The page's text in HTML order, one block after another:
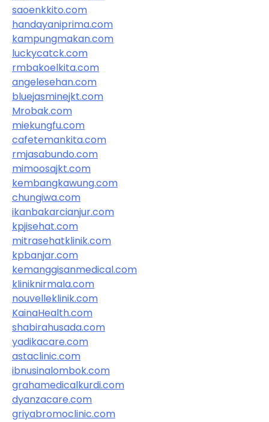
saoenkkito.com
handayaniprima.com
kampungmakan.com
luckycatck.com
rmbakoelkita.com
angelesehan.com
bluejasminejkt.com
Mrobak.com
miekungfu.com
cafetemankita.com
rmjasabundo.com
mimoosajkt.com
kembangkawung.com
chungiwa.com
ikanbakarcianjur.com
kpjisehat.com
mitrasehatklinik.com
kpbanjar.com
kemanggisanmedical.com
kliniknirmala.com
nouvelleklinik.com
KainaHealth.com
shabirahusada.com
yadikacare.com
astaclinic.com
ibnusinalombok.com
grahamedicalkurdi.com
dyanzacare.com
griyabromoclinic.com